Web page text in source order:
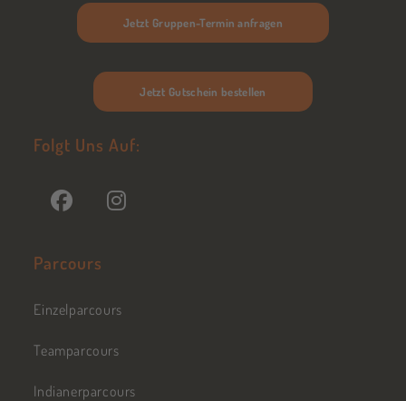
Jetzt Gruppen-Termin anfragen
Jetzt Gutschein bestellen
Folgt Uns Auf:
Parcours
Einzelparcours
Teamparcours
Indianerparcours